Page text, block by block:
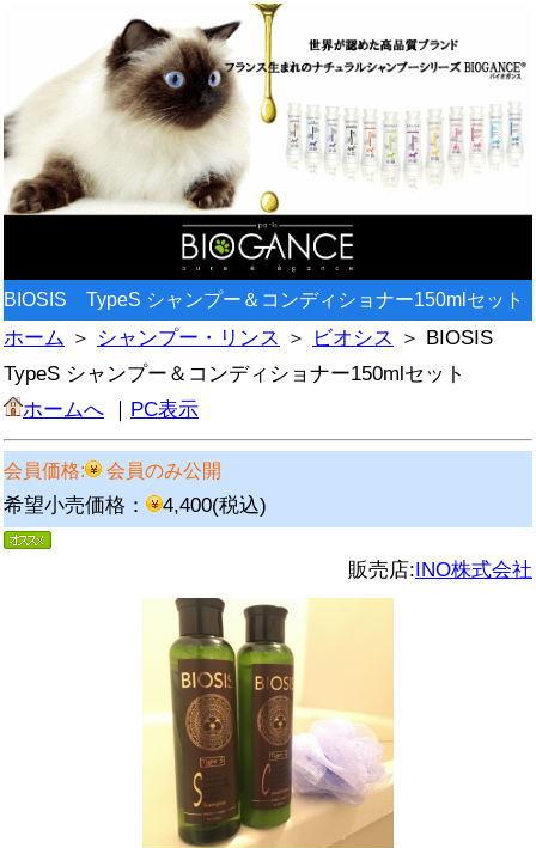
BIOSIS TypeS シャンプー＆コンディショナー150mlセット
ホーム ＞ シャンプー・リンス ＞ ビオシス ＞ BIOSIS
TypeS シャンプー＆コンディショナー150mlセット
ホームへ
PC表示
会員価格: 会員のみ公開
希望小売価格： 4,400(税込)
販売店: INO株式会社